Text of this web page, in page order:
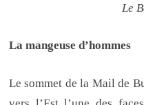
Le
La mangeuse d’hommes
Le sommet de la Mail de